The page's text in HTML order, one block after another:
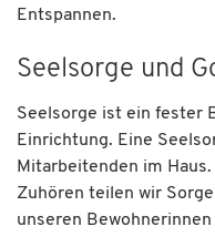
Entspannen.
Seelsorge und
Seelsorge ist ein fester
Einrichtung. Eine
Mitarbeitenden im
Zuhören teilen wir
unseren